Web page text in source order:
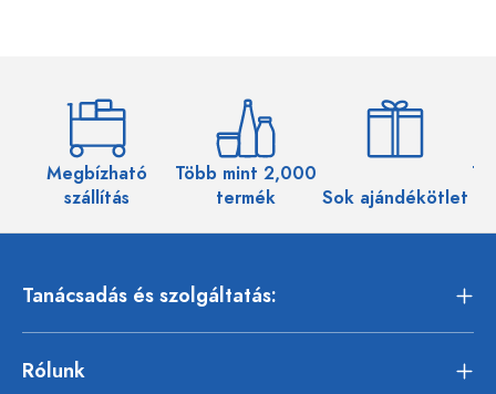
Megbízható
szállítás
Több mint 2,000
termék
Sok ajándékötlet
Tanácsadás és szolgáltatás:
Rólunk